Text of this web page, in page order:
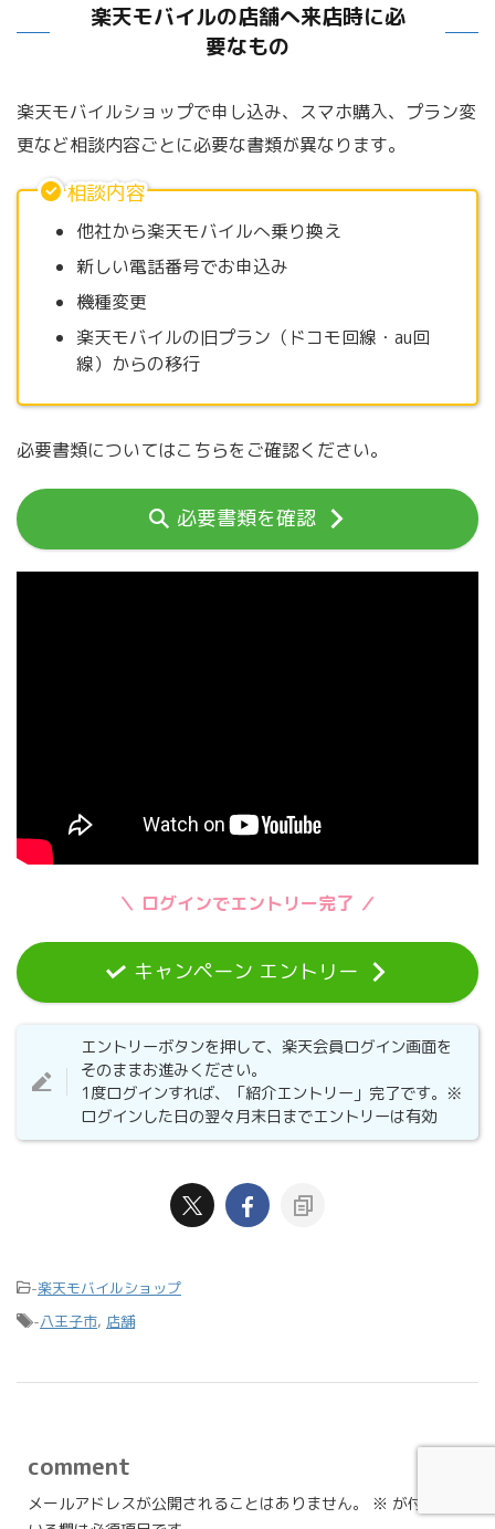
楽天モバイルの店舗へ来店時に必
要なもの
楽天モバイルショップで申し込み、スマホ購入、プラン変
更など相談内容ごとに必要な書類が異なります。
相談内容
他社から楽天モバイルへ乗り換え
新しい電話番号でお申込み
機種変更
楽天モバイルの旧プラン（ドコモ回線・au回
線）からの移行
必要書類についてはこちらをご確認ください。
必要書類を確認
＼ ログインでエントリー完了 ／
キャンペーン エントリー
エントリーボタンを押して、楽天会員ログイン画面を
そのままお進みください。
1度ログインすれば、「紹介エントリー」完了です。※
ログインした日の翌々月末日までエントリーは有効
-楽天モバイルショップ
-八王子市, 店舗
comment
メールアドレスが公開されることはありません。 ※ が付いて